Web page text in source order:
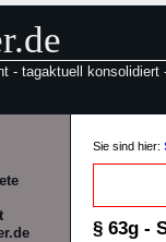
- tagaktuell
Sie sind hier:
§ 63g -